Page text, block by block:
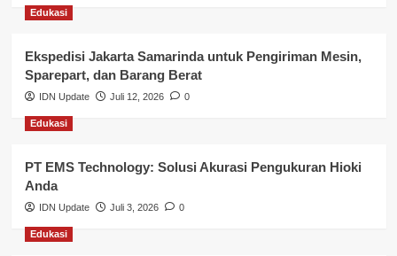
Layanan Publik Kabupaten Banyuasin
Nasional
Pemerintahan
Pendidikan
Perbankan & Keuangan
Perpajakan & Keuangan
Edukasi
Ekspedisi Jakarta Samarinda untuk Pengiriman Mesin,
Sparepart, dan Barang Berat
IDN Update Juli 12, 2026 0
Edukasi
PT EMS Technology: Solusi Akurasi Pengukuran Hioki
Anda
IDN Update Juli 3, 2026 0
Edukasi